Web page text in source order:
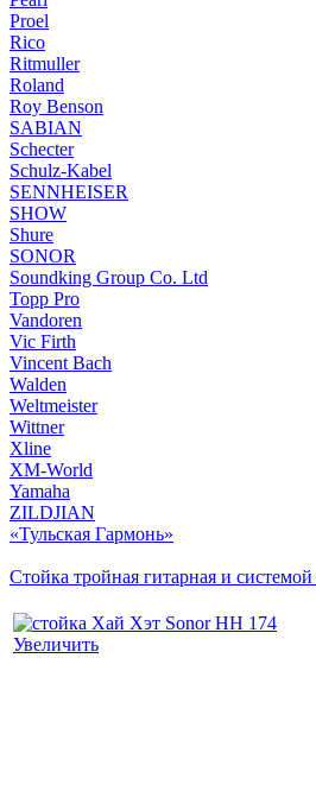
Proel
Rico
Ritmuller
Roland
Roy Benson
SABIAN
Schecter
Schulz-Kabel
SENNHEISER
SHOW
Shure
SONOR
Soundking Group Co. Ltd
Topp Pro
Vandoren
Vic Firth
Vincent Bach
Walden
Weltmeister
Wittner
Xline
XM-World
Yamaha
ZILDJIAN
«Тульская Гармонь»
Стойка тройная гитарная и
Увеличить